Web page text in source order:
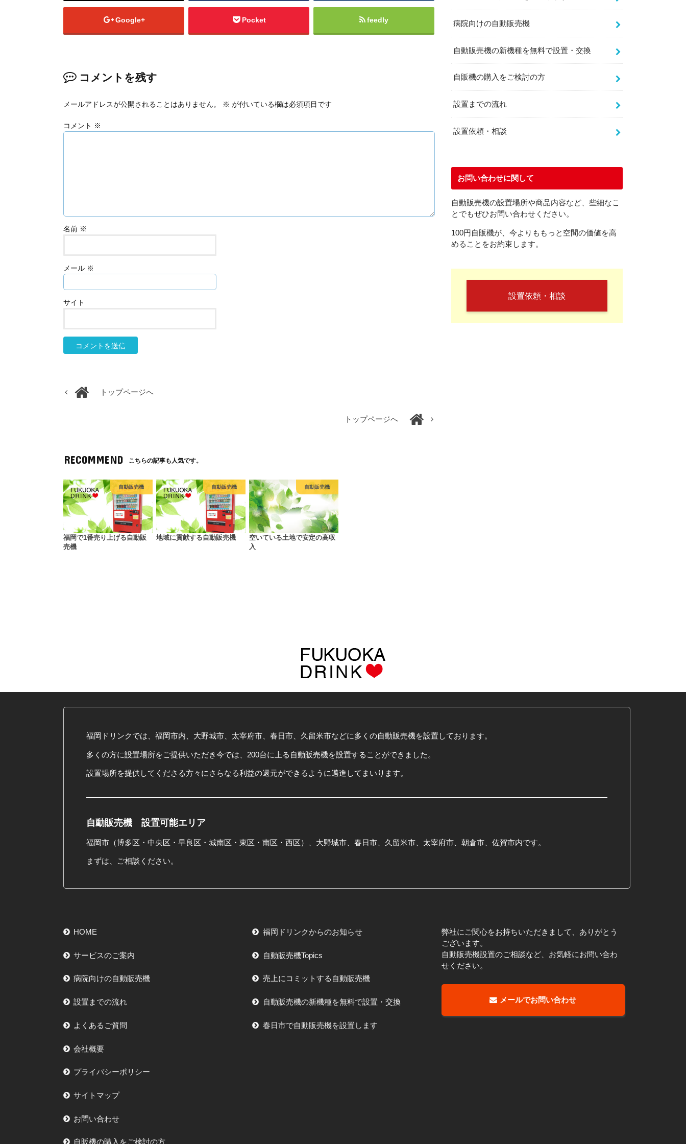
Google+ Pocket feedly
コメントを残す
メールアドレスが公開されることはありません。 ※ が付いている欄は必須項目です
コメント ※
名前 ※
メール ※
サイト
トップページへ
トップページへ
RECOMMEND こちらの記事も人気です。
自動販売機
福岡で1番売り上げる自動販
売機
自動販売機
地域に貢献する自動販売機
自動販売機
空いている土地で安定の高収
入
病院向けの自動販売機
自動販売機の新機種を無料で設置・交換
自販機の購入をご検討の方
設置までの流れ
設置依頼・相談
お問い合わせに関して
自動販売機の設置場所や商品内容など、些細なこ
とでもぜひお問い合わせください。
100円自販機が、今よりももっと空間の価値を高
めることをお約束します。
設置依頼・相談
福岡ドリンクでは、福岡市内、大野城市、太宰府市、春日市、久留米市などに多くの自動販売機を設置しております。
多くの方に設置場所をご提供いただき今では、200台に上る自動販売機を設置することができました。
設置場所を提供してくださる方々にさらなる利益の還元ができるように邁進してまいります。
自動販売機 設置可能エリア
福岡市（博多区・中央区・早良区・城南区・東区・南区・西区）、大野城市、春日市、久留米市、太宰府市、朝倉市、佐賀市内です。
まずは、ご相談ください。
HOME
サービスのご案内
病院向けの自動販売機
設置までの流れ
よくあるご質問
会社概要
プライバシーポリシー
サイトマップ
お問い合わせ
自販機の購入をご検討の方
福岡ドリンクからのお知らせ
自動販売機Topics
売上にコミットする自動販売機
自動販売機の新機種を無料で設置・交換
春日市で自動販売機を設置します
弊社にご関心をお持ちいただきまして、ありがとう
ございます。
自動販売機設置のご相談など、お気軽にお問い合わ
せください。
メールでお問い合わせ